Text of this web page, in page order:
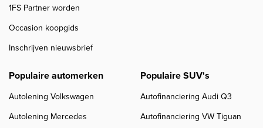
1FS Partner worden
Occasion koopgids
Inschrijven nieuwsbrief
Populaire automerken
Autolening Volkswagen
Autolening Mercedes
Populaire SUV's
Autofinanciering Audi Q3
Autofinanciering VW Tiguan